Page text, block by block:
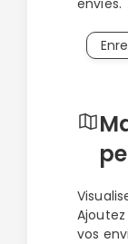
vos